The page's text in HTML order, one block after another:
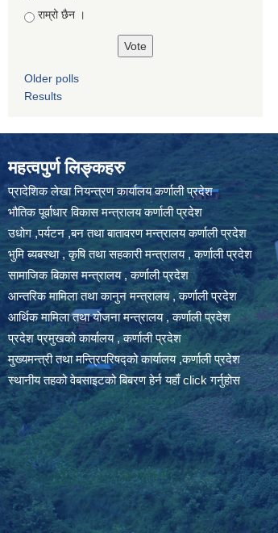
राम्रो छैन ।
Older polls
Results
महत्वपुर्ण लिङ्कहरु
प्रादेशिक लेखा नियन्त्रण कार्यालय कर्णाली प्रदेश
भौतिक पूर्वाधार विकास मन्त्रालय कर्णाली प्रदेश
उधोग ,पर्यटन ,बन तथा बातावरण मन्त्रालय कर्णाली प्रदेश
भुमि ब्यबस्था , कृषि तथा सहकारी मन्त्रालय , कर्णाली प्रदेश
सामाजिक बिकास मन्त्रालय , कर्णाली प्रदेश
आन्तरिक मामिला तथा कानुन मन्त्रालय , कर्णाली प्रदेश
आर्थिक मामिला तथा योजना मन्त्रालय , कर्णाली प्रदेश
प्रदेश प्रमुखको कार्यालय , कर्णाली प्रदेश
मुख्यमन्त्री तथा मन्त्रिपरिषद्को कार्यालय ,कर्णाली प्रदेश
स्थानीय तहको वेबसाइटको बिबरण हेर्न यहाँ click गर्नुहोस